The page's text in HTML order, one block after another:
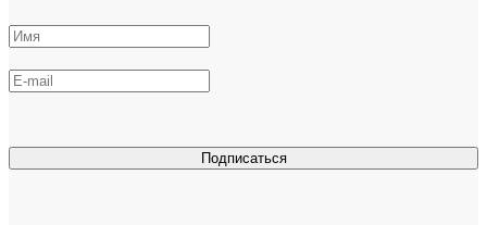
Подписаться